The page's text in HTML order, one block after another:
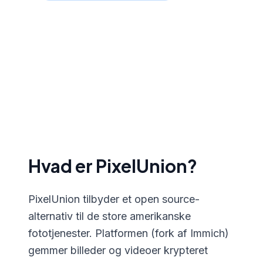
Hvad er PixelUnion?
PixelUnion tilbyder et open source-
alternativ til de store amerikanske
fototjenester. Platformen (fork af Immich)
gemmer billeder og videoer krypteret